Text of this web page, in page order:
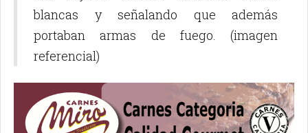
blancas y señalando que además
portaban armas de fuego. (imagen
referencial)